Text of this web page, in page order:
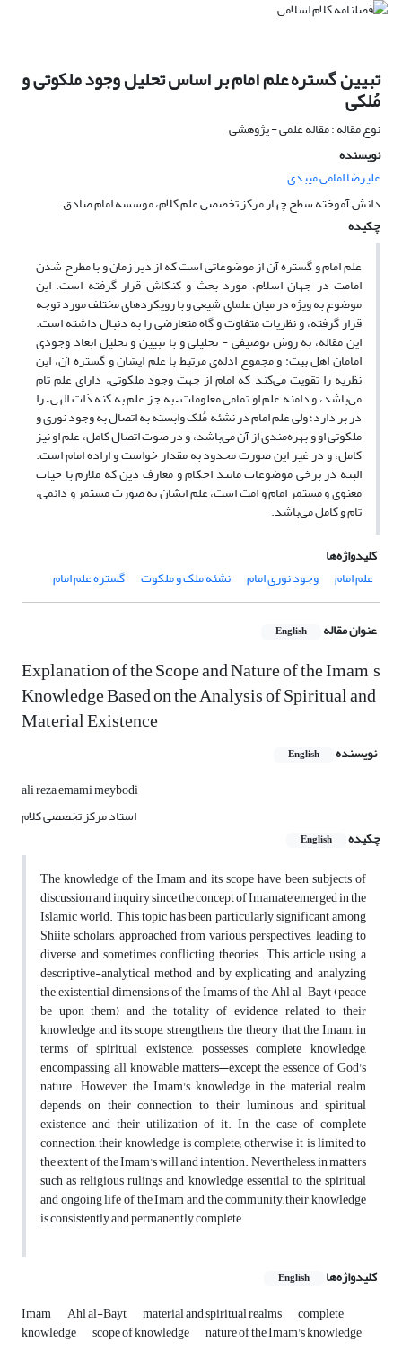
تبیین گستره علم امام بر اساس تحلیل وجود ملکوتی و
مُلکی
نوع مقاله : مقاله علمی - پژوهشی
نویسنده
علیرضا امامی میبدی
دانش آموخته سطح چهار مرکز تخصصی علم کلام، موسسه امام صادق
چکیده
علم امام و گستره آن از موضوعاتی است که از دیر زمان و با مطرح شدن
امامت در جهان اسلام، مورد بحث و کنکاش قرار گرفته است. این
موضوع به ویژه در میان علمای شیعی و با رویکردهای مختلف مورد توجه
قرار گرفته، و نظریات متفاوت و گاه متعارضی را به دنبال داشته است.
این مقاله، به روش توصیفی - تحلیلی و با تبیین و تحلیل ابعاد وجودی
امامان اهل بیت: و مجموع ادله‌ی مرتبط با علم ایشان و گستره آن، این
نظریه را تقویت می‌کند که امام از جهت وجود ملکوتی، دارای علم تام
می‌باشد، و دامنه علم او تمامی معلومات – به جز علم به کنه ذات الهی – را
در بر دارد؛ ولی علم امام در نشئه مُلک وابسته به اتصال به وجود نوری و
ملکوتی او و بهره‌مندی از آن می‌باشد، و در صوت اتصال کامل، علم او نیز
کامل، و در غیر این صورت محدود به مقدار خواست و اراده امام است.
البته در برخی موضوعات مانند احکام و معارف دین که ملازم با حیات
معنوی و مستمر امام و امت است، علم ایشان به صورت مستمر و دائمی،
تام و کامل می‌باشد.
کلیدواژه‌ها
علم امام
وجود نوری امام نشئه ملک و ملکوت گستره علم امام
عنوان مقاله English
Explanation of the Scope and Nature of the Imam's
Knowledge Based on the Analysis of Spiritual and
Material Existence
نویسنده English
ali reza emami meybodi
استاد مرکز تخصصی کلام
چکیده
English
The knowledge of the Imam and its scope have been subjects of
discussion and inquiry since the concept of Imamate emerged in the
Islamic world. This topic has been particularly significant among
Shiite scholars, approached from various perspectives, leading to
diverse and sometimes conflicting theories. This article, using a
descriptive-analytical method and by explicating and analyzing
the existential dimensions of the Imams of the Ahl al-Bayt (peace
be upon them) and the totality of evidence related to their
knowledge and its scope, strengthens the theory that the Imam, in
terms of spiritual existence, possesses complete knowledge,
encompassing all knowable matters—except the essence of God's
nature. However, the Imam's knowledge in the material realm
depends on their connection to their luminous and spiritual
existence and their utilization of it. In the case of complete
connection, their knowledge is complete; otherwise, it is limited to
the extent of the Imam's will and intention. Nevertheless, in matters
such as religious rulings and knowledge essential to the spiritual
and ongoing life of the Imam and the community, their knowledge
is consistently and permanently complete.
کلیدواژه‌ها English
Imam Ahl al-Bayt material and spiritual realms complete
knowledge scope of knowledge nature of the Imam's knowledge